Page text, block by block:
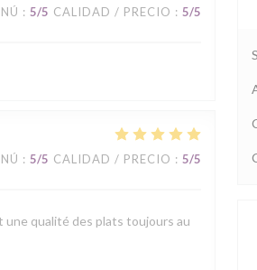
: 5/5 CALIDAD / PRECIO : 5/5
: 5/5 CALIDAD / PRECIO : 5/5
une qualité des plats toujours au